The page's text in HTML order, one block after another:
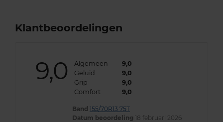
Klantbeoordelingen
9,0 Algemeen
9,0
Geluid
9,0
Grip
9,0
Comfort
9,0
Band 155/70R13 75T
Datum beoordeling 18 februari 2026